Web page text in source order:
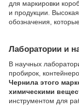
для маркировки
и продукции.
обозначения,
Лаборатории и
В научных
пробирок,
Чернила этого
химическими
инструментом для